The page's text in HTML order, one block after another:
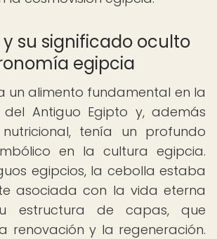
su significado oculto
egipcia
un alimento fundamental en la
Antiguo Egipto y, además
tenía un profundo
en la cultura egipcia.
egipcios, la cebolla estaba
asociada con la vida eterna
estructura de capas, que
renovación y la regeneración.